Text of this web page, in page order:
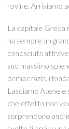
rovine. Arriviamo
La capitale Greca
ha sempre un
conosciuta
suo massimo
democrazia, i
Lasciamo Atene
che effetto non
sorprendono